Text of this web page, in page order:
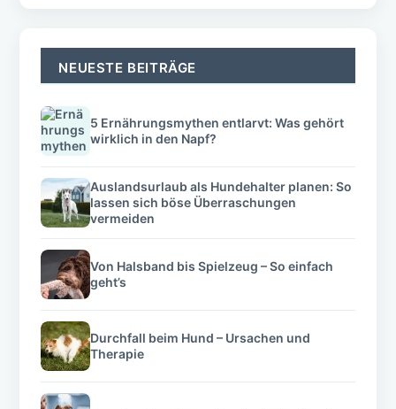
NEUESTE BEITRÄGE
5 Ernährungsmythen entlarvt: Was gehört
wirklich in den Napf?
Auslandsurlaub als Hundehalter planen: So
lassen sich böse Überraschungen
vermeiden
Von Halsband bis Spielzeug – So einfach
geht’s
Durchfall beim Hund – Ursachen und
Therapie